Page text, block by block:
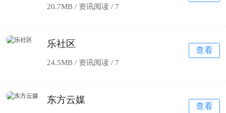
20.7MB / 资讯阅读 / 7
乐社区
24.5MB / 资讯阅读 / 7
查看
东方云媒
查看